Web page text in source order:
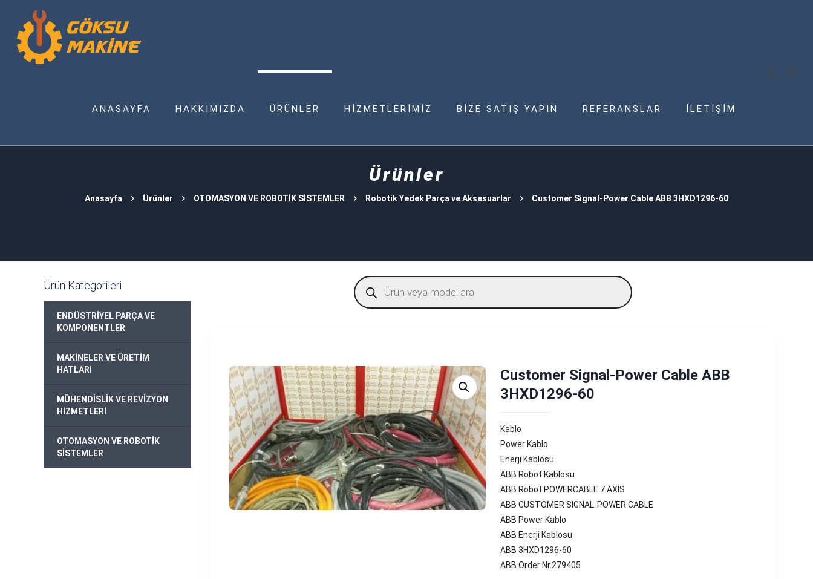
ANASAYFA HAKKIMIZDA ÜRÜNLER HİZMETLERİMİZ BİZE SATIŞ YAPIN REFERANSLAR İLETİŞİM
Ürünler
Anasayfa Ürünler OTOMASYON VE ROBOTİK SİSTEMLER Robotik Yedek Parça ve Aksesuarlar Customer Signal-Power Cable ABB 3HXD1296-60
Products
search
Customer Signal-Power Cable ABB
3HXD1296-60
Kablo
Power Kablo
Enerji Kablosu
ABB Robot Kablosu
ABB Robot POWERCABLE 7 AXIS
ABB CUSTOMER SIGNAL-POWER CABLE
ABB Power Kablo
ABB Enerji Kablosu
ABB 3HXD1296-60
ABB Order Nr.279405
Ürün Kategorileri
ENDÜSTRİYEL PARÇA VE
KOMPONENTLER
MAKİNELER VE ÜRETİM
HATLARI
MÜHENDİSLİK VE REVİZYON
HİZMETLERİ
OTOMASYON VE ROBOTİK
SİSTEMLER